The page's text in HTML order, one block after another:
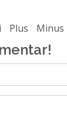
Plus Minus